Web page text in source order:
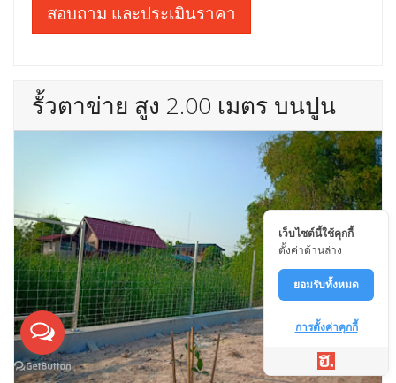
สอบถาม และประเมินราคา
รั้วตาข่าย สูง 2.00 เมตร บนปูน
เว็บไซต์นี้ใช้คุกกี้
ตั้งค่าด้านล่าง
ยอมรับทั้งหมด
การตั้งค่าคุกกี้